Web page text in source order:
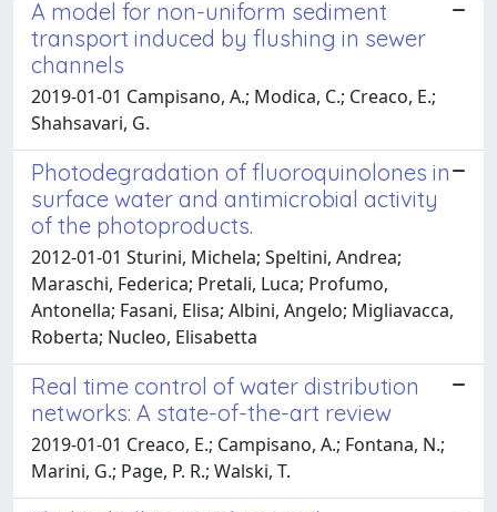
A model for non-uniform sediment
transport induced by flushing in sewer
channels
2019-01-01 Campisano, A.; Modica, C.; Creaco, E.;
Shahsavari, G.
Photodegradation of fluoroquinolones in
surface water and antimicrobial activity
of the photoproducts.
2012-01-01 Sturini, Michela; Speltini, Andrea;
Maraschi, Federica; Pretali, Luca; Profumo,
Antonella; Fasani, Elisa; Albini, Angelo; Migliavacca,
Roberta; Nucleo, Elisabetta
Real time control of water distribution
networks: A state-of-the-art review
2019-01-01 Creaco, E.; Campisano, A.; Fontana, N.;
Marini, G.; Page, P. R.; Walski, T.